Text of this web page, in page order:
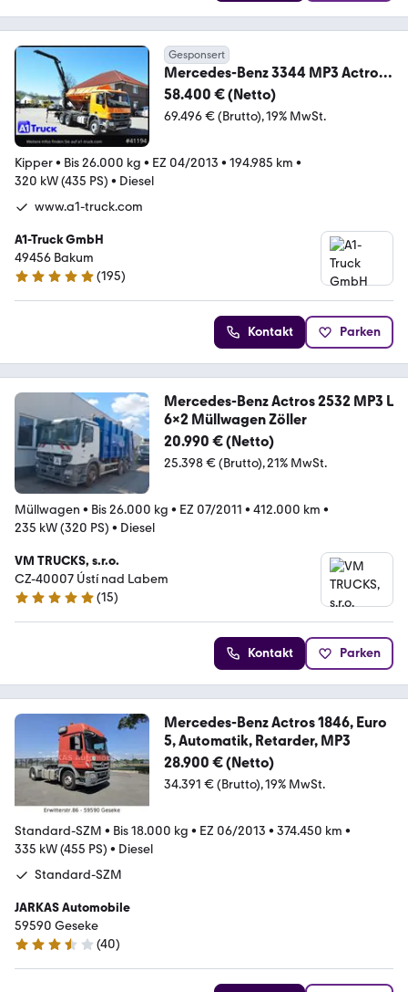
Gesponsert
Mercedes-Benz 3344 MP3 Actros
6x4 Meiller Jonsered 1300 RS
58.400 € (Netto)
69.496 € (Brutto) 19% MwSt.
Kipper• Bis 26.000 kg • EZ 04/2013 • 194.985 km •
320 kW (435 PS) • Diesel
www.a1-truck.com
A1-Truck GmbH
49456 Bakum
4.8 Sterne
(195)
Kontakt Parken
Mercedes-Benz Actros 2532 MP3 L
6x2 Müllwagen Zöller
20.990 € (Netto)
25.398 € (Brutto) 21% MwSt.
Müllwagen • Bis 26.000 kg • EZ 07/2011 • 412.000 km •
235 kW (320 PS) • Diesel
VM TRUCKS, s.r.o.
CZ-40007 Ústí nad Labem
5 Sterne
(15)
Kontakt Parken
Mercedes-Benz Actros 1846, Euro
5, Automatik, Retarder, MP3
28.900 € (Netto)
34.391 € (Brutto) 19% MwSt.
Standard-SZM • Bis 18.000 kg • EZ 06/2013 • 374.450 km •
335 kW (455 PS) • Diesel
Standard-SZM
JARKAS Automobile
59590 Geseke
3.7 Sterne
(40)